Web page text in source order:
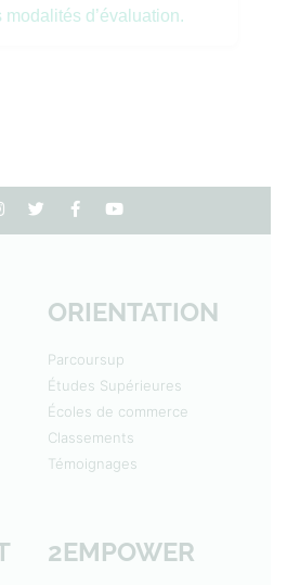
modalités d’évaluation.
ORIENTATION
Parcoursup
Études Supérieures
Écoles de commerce
Classements
Témoignages
2EMPOWER